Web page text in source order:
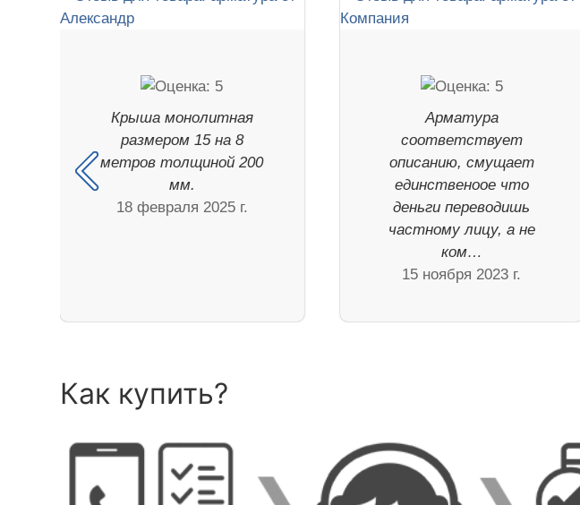
Крыша монолитная
размером 15 на 8
метров толщиной 200
мм.
18 февраля 2025 г.
Арматура
соответствует
описанию, смущает
единственоое что
деньги переводишь
частному лицу, а не
ком…
15 ноября 2023 г.
Как купить?